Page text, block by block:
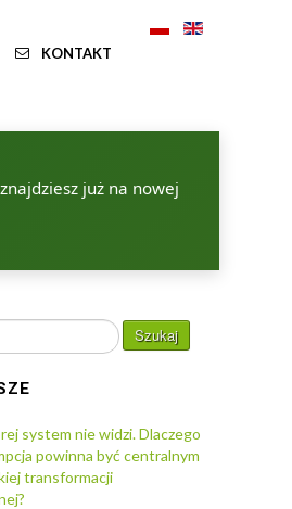
KONTAKT
już na nowej
Szukaj
system nie widzi. Dlaczego
powinna być centralnym
transformacji